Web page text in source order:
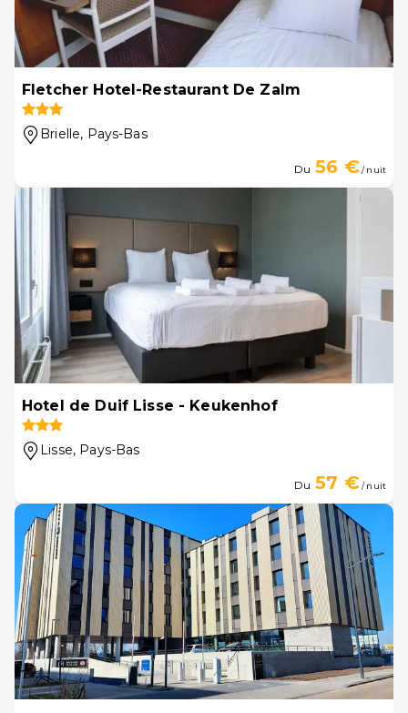
Fletcher Hotel-Restaurant De Zalm
Brielle, Pays-Bas
Du 56 €/ nuit
Hotel de Duif Lisse - Keukenhof
Lisse, Pays-Bas
Du 57 €/ nuit